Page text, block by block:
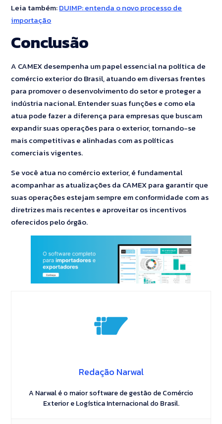
Leia também:DUIMP: entenda o novo processo de
importação
Conclusão
A CAMEX desempenha um papel essencial na política de
comércio exterior do Brasil, atuando em diversas frentes
para promover o desenvolvimento do setor e proteger a
indústria nacional. Entender suas funções e como ela
atua pode fazer a diferença para empresas que buscam
expandir suas operações para o exterior, tornando-se
mais competitivas e alinhadas com as políticas
comerciais vigentes.
Se você atua no comércio exterior, é fundamental
acompanhar as atualizações da CAMEX para garantir que
suas operações estejam sempre em conformidade com as
diretrizes mais recentes e aproveitar os incentivos
oferecidos pelo órgão.
Redação Narwal
A Narwal é o maior software de gestão de Comércio
Exterior e Logística Internacional do Brasil.